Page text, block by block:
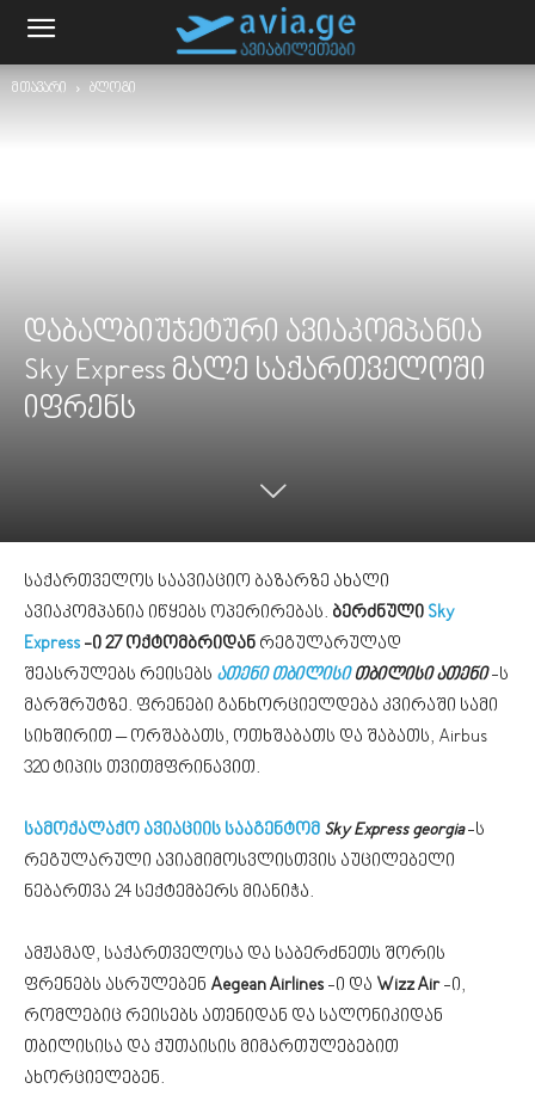
მთავარი ბლოგი
დაბალბიუჯეტური ავიაკომპანია
Sky Express მალე საქართველოში
იფრენს
საქართველოს საავიაციო ბაზარზე ახალი
ავიაკომპანია იწყებს ოპერირებას. ბერძნული Sky
Express -ი 27 ოქტომბრიდან რეგულარულად
შეასრულებს რეისებს ათენი თბილისითბილისი ათენი-ს
მარშრუტზე. ფრენები განხორციელდება კვირაში სამი
სიხშირით – ორშაბათს, ოთხშაბათს და შაბათს, Airbus
320 ტიპის თვითმფრინავით.
სამოქალაქო ავიაციის სააგენტომ Sky Express georgia-ს
რეგულარული ავიამიმოსვლისთვის აუცილებელი
ნებართვა 24 სექტემბერს მიანიჭა.
ამჟამად, საქართველოსა და საბერძნეთს შორის
ფრენებს ასრულებენ Aegean Airlines -ი და Wizz Air-ი,
რომლებიც რეისებს ათენიდან და სალონიკიდან
თბილისისა და ქუთაისის მიმართულებებით
ახორციელებენ.